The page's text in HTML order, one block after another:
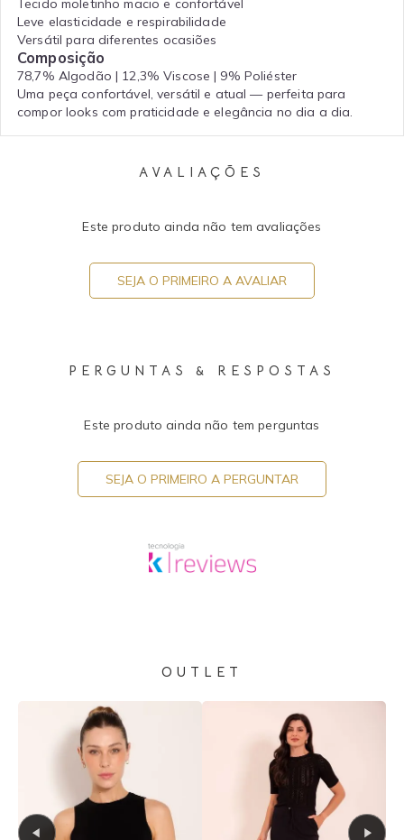
Leve elasticidade e respirabilidade
Versátil para diferentes ocasiões
Composição
78,7% Algodão | 12,3% Viscose | 9% Poliéster
Uma peça confortável, versátil e atual — perfeita para
compor looks com praticidade e elegância no dia a dia.
AVALIAÇÕES
Este produto ainda não tem avaliações
SEJA O PRIMEIRO A AVALIAR
PERGUNTAS & RESPOSTAS
Este produto ainda não tem perguntas
SEJA O PRIMEIRO A PERGUNTAR
OUTLET